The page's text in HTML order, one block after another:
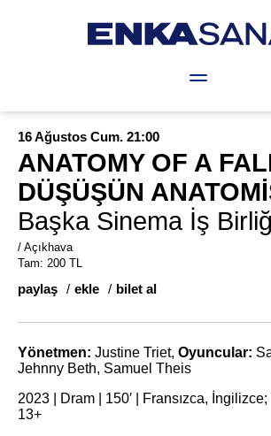
Hakkında Lale Tara Sanat
16 Ağustos Cum. 21:00
ANATOMY OF A
DÜŞÜŞÜN
Başka Sinema İş
/ Açıkhava
Tam: 200 TL
paylaş ekle bilet al
Yönetmen: Justine Triet, Oyuncular:
Jehnny Beth, Samuel Theis
2023 | Dram | 150′ | Fransızca, İngilizce;
13+